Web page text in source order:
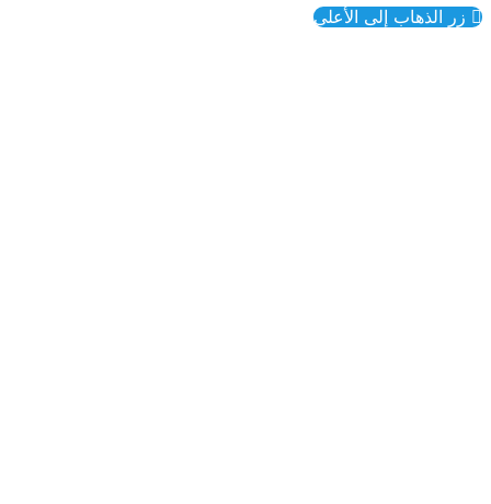
إلى الأعلى